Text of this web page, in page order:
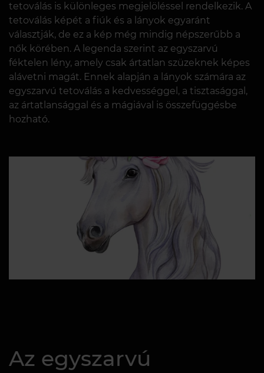
tetoválás is különleges megjelöléssel rendelkezik. A
tetoválás képét a fiúk és a lányok egyaránt
választják, de ez a kép még mindig népszerűbb a
nők körében. A legenda szerint az egyszarvú
féktelen lény, amely csak ártatlan szüzeknek képes
alávetni magát. Ennek alapján a lányok számára az
egyszarvú tetoválás a kedvességgel, a tisztasággal,
az ártatlansággal és a mágiával is összefüggésbe
hozható.
Az egyszarvú